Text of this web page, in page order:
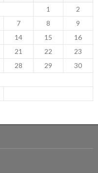
1
2
7 8
9
14 15
16
21 22
23
28 29
30